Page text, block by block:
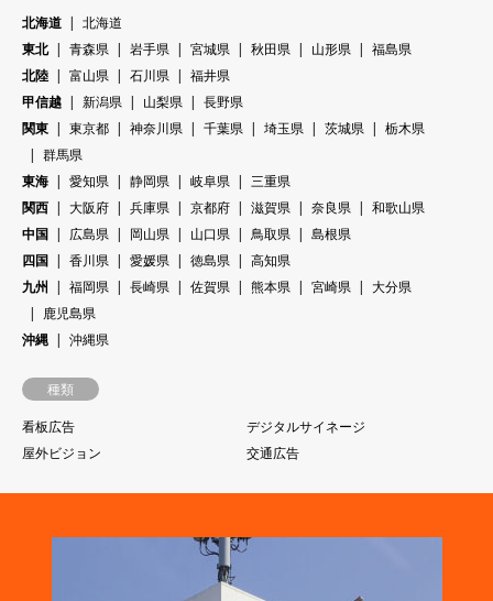
北海道
北海道
東北
青森県 岩手県 宮城県 秋田県 山形県
福島県
北陸
富山県 石川県
福井県
甲信越
新潟県 山梨県
長野県
関東
東京都 神奈川県 千葉県 埼玉県 茨城県
栃木県
群馬県
東海
愛知県 静岡県 岐阜県
三重県
関西
大阪府 兵庫県 京都府 滋賀県 奈良県
和歌山県
中国
広島県 岡山県 山口県 鳥取県
島根県
四国
香川県 愛媛県 徳島県
高知県
九州
福岡県 長崎県 佐賀県 熊本県 宮崎県
大分県
鹿児島県
沖縄
沖縄県
種類
看板広告
デジタルサイネージ
屋外ビジョン
交通広告